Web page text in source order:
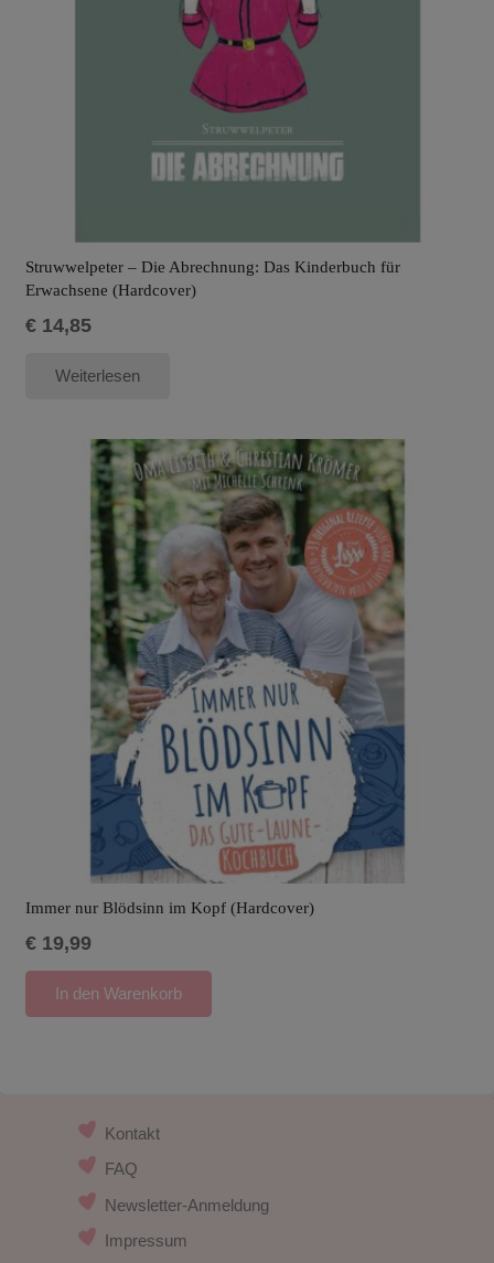
Struwwelpeter – Die Abrechnung: Das Kinderbuch für
Erwachsene (Hardcover)
€14,85
Weiterlesen
Immer nur Blödsinn im Kopf (Hardcover)
€19,99
In den Warenkorb
Kontakt
FAQ
Newsletter-Anmeldung
Impressum